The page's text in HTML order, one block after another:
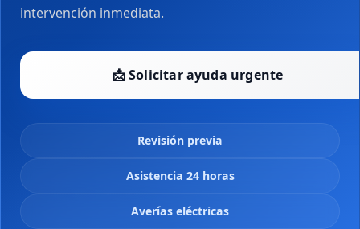
intervención inmediata.
📩 Solicitar ayuda urgente
Revisión previa
Asistencia 24 horas
Averías eléctricas